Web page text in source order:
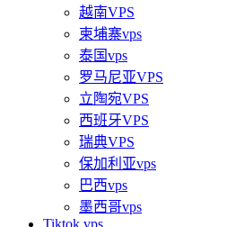
越南VPS
柬埔寨vps
泰国vps
罗马尼亚VPS
立陶宛VPS
西班牙VPS
瑞典VPS
保加利亚vps
巴西vps
墨西哥vps
Tiktok vps